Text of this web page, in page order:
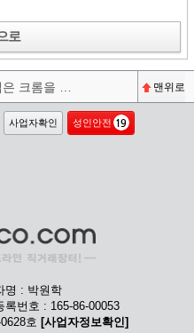
로
맨위로
사업자확인 성인안전
명 : 박원학
번호 : 165-86-00053
호 [사업자정보확인]